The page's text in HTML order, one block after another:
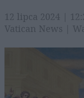
12 lipca 2024 |
Vatican News |